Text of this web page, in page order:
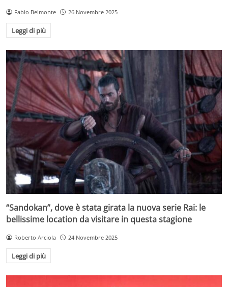
Fabio Belmonte 26 Novembre 2025
Leggi di più
“Sandokan”, dove è stata girata la nuova serie Rai: le
bellissime location da visitare in questa stagione
Roberto Arciola 24 Novembre 2025
Leggi di più